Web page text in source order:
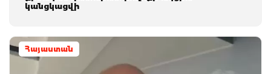
կանցկացվի
Հայաստան